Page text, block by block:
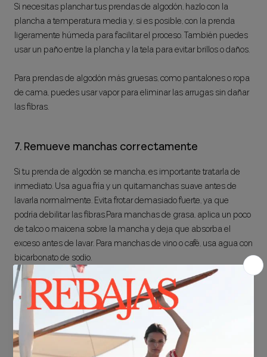
Si necesitas planchar tus prendas de algodón, hazlo con la
plancha a temperatura media y, si es posible, con la prenda
ligeramente húmeda para facilitar el proceso. También puedes
usar un paño entre la plancha y la tela para evitar brillos o daños.
Para prendas de algodón más gruesas, como pantalones o ropa
de cama, puedes usar vapor para eliminar las arrugas sin dañar
las fibras.
7. Remueve manchas correctamente
Si tu prenda de algodón se mancha, es importante tratarla de
inmediato. Usa agua fría y un quitamanchas suave antes de
lavarla normalmente. Evita frotar demasiado fuerte, ya que
podría debilitar las fibras.Para manchas de grasa, aplica un poco
de talco o maicena sobre la mancha y deja que absorba el
exceso antes de lavar. Para manchas de vino o café, usa agua con
bicarbonato de sodio.
8. Almacena correctamente
Dobla las prendas de algodón en lugar de colgarlas,
especialmente si son camisetas o jerséis, ya que pueden
deformarse con el tiempo. Guárdalas en un lugar seco y fresco